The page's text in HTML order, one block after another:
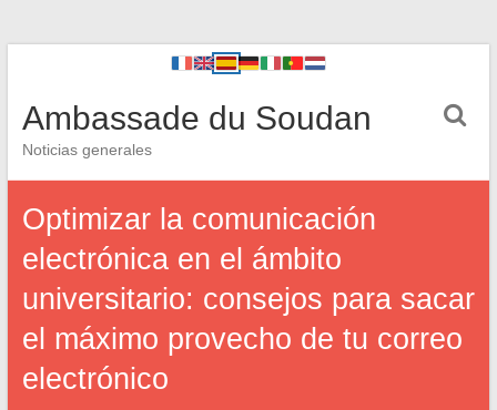
Ambassade du Soudan
Noticias generales
Optimizar la comunicación
electrónica en el ámbito
universitario: consejos para sacar
el máximo provecho de tu correo
electrónico